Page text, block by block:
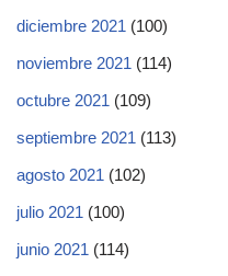
diciembre 2021 (100)
noviembre 2021 (114)
octubre 2021 (109)
septiembre 2021 (113)
agosto 2021 (102)
julio 2021 (100)
junio 2021 (114)